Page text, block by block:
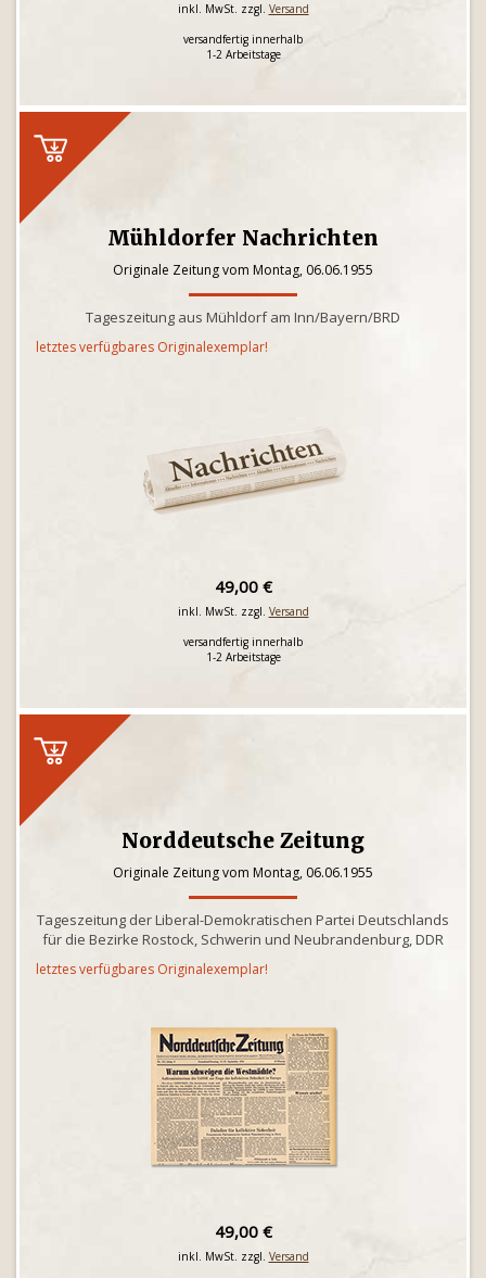
inkl. MwSt. zzgl. Versand
versandfertig innerhalb
1-2 Arbeitstage
Mühldorfer Nachrichten
Originale Zeitung vom Montag, 06.06.1955
Tageszeitung aus Mühldorf am Inn/Bayern/BRD
letztes verfügbares Originalexemplar!
49,00 €
inkl. MwSt. zzgl. Versand
versandfertig innerhalb
1-2 Arbeitstage
Norddeutsche Zeitung
Originale Zeitung vom Montag, 06.06.1955
Tageszeitung der Liberal-Demokratischen Partei Deutschlands
für die Bezirke Rostock, Schwerin und Neubrandenburg, DDR
letztes verfügbares Originalexemplar!
49,00 €
inkl. MwSt. zzgl. Versand